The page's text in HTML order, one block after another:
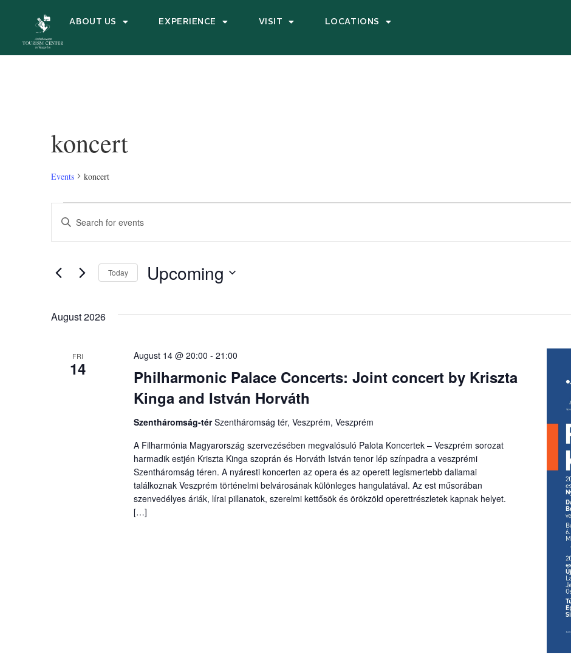
ABOUT US EXPERIENCE VISIT LOCATIONS
koncert
Events koncert
Events
Search
Views
Navigation
Enter
Keyword.
for
Keyword. Today Upcoming
August 2026
FRI
14
Philharmonic Palace Concerts: Joint concert by Kriszta
Kinga and István Horváth
August 14 @ 20:00 - 21:00
Szentháromság-térSzentháromság tér, Veszprém, Veszprém
A Filharmónia Magyarország szervezésében megvalósuló Palota Koncertek – Veszprém sorozat
harmadik estjén Kriszta Kinga szoprán és Horváth István tenor lép színpadra a veszprémi
Szentháromság téren. A nyáresti koncerten az opera és az operett legismertebb dallamai
találkoznak Veszprém történelmi belvárosának különleges hangulatával. Az est műsorában
szenvedélyes áriák, lírai pillanatok, szerelmi kettősök és örökzöld operettrészletek kapnak helyet.
[…]